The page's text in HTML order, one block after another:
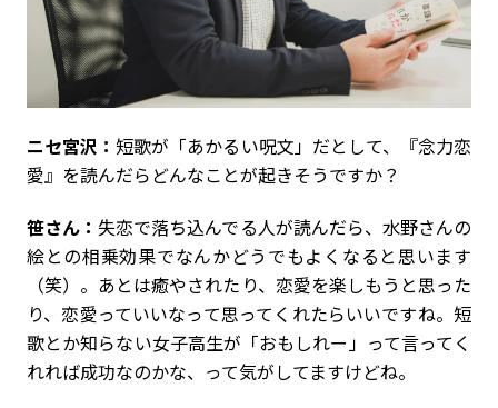
ニセ宮沢： 短歌が「あかるい呪文」だとして、『念力恋
愛』を読んだらどんなことが起きそうですか？
笹さん：失恋で落ち込んでる人が読んだら、水野さんの
絵との相乗効果でなんかどうでもよくなると思います
（笑）。あとは癒やされたり、恋愛を楽しもうと思った
り、恋愛っていいなって思ってくれたらいいですね。短
歌とか知らない女子高生が「おもしれー」って言ってく
れれば成功なのかな、って気がしてますけどね。